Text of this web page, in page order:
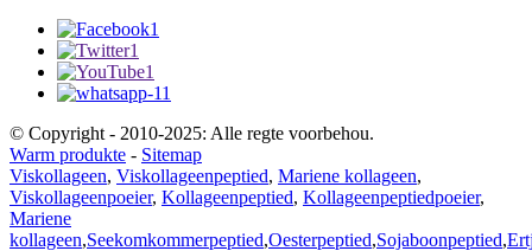
© Copyright - 2010-2025: Alle regte voorbehou.
Warm produkte - Sitemap
Viskollageen, Viskollageenpeptied, Mariene kollageen,
Viskollageenpoeier, Kollageenpeptied, Kollageenpeptiedpoeier,
Mariene
kollageen,Seekomkommerpeptied,Oesterpeptied,Sojaboonpeptied,